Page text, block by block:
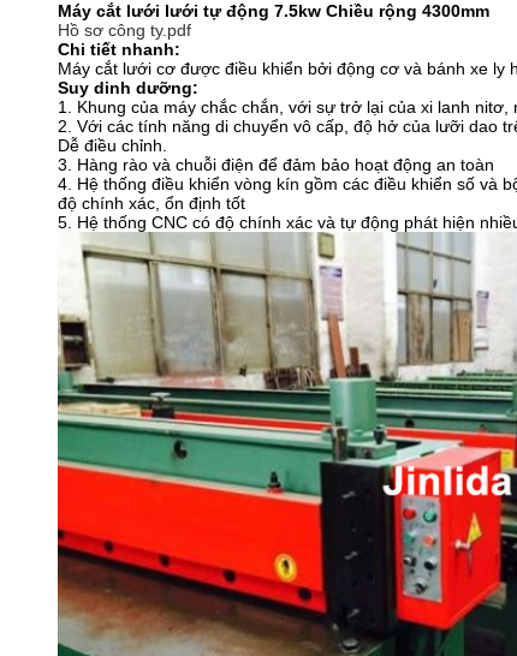
Máy cắt lưới lưới tự động 7.5kw Chiều rộng 4300mm
Hồ sơ công ty.pdf
Chi tiết nhanh:
Máy cắt lưới cơ được điều khiển bởi động cơ và bánh xe ly
Suy dinh dưỡng:
1. Khung của máy chắc chắn, với sự trở lại của xi lanh nitơ,
2. Với các tính năng di chuyển vô cấp, độ hở của lưỡi dao
Dễ điều chỉnh.
3. Hàng rào và chuỗi điện để đảm bảo hoạt động an toàn
4. Hệ thống điều khiển vòng kín gồm các điều khiển số và
độ chính xác, ổn định tốt
5. Hệ thống CNC có độ chính xác và tự động phát hiện